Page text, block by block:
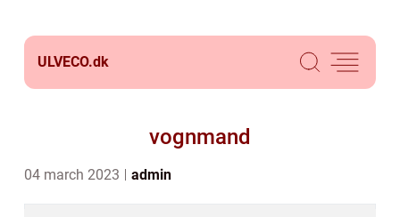
ULVECO.dk
vognmand
04 march 2023 admin